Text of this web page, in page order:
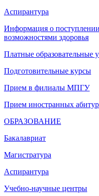
Аспирантура
Информация о
возможностями здоровья
Платные образовательные
Подготовительные курсы
Прием в филиалы МПГУ
Прием иностранных
ОБРАЗОВАНИЕ
Бакалавриат
Магистратура
Аспирантура
Учебно-научные центры